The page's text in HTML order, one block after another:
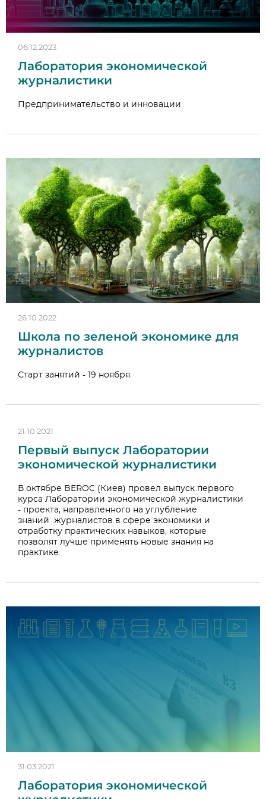
06.12.2023
Лаборатория экономической
журналистики
Предпринимательство и инновации
26.10.2022
Школа по зеленой экономике для
журналистов
Старт занятий - 19 ноября.
21.10.2021
Первый выпуск Лаборатории
экономической журналистики
В октябре BEROC (Киев) провел выпуск первого
курса Лаборатории экономической журналистики
- проекта, направленного на углубление
знаний журналистов в сфере экономики и
отработку практических навыков, которые
позволят лучше применять новые знания на
практике.
31.03.2021
Лаборатория экономической